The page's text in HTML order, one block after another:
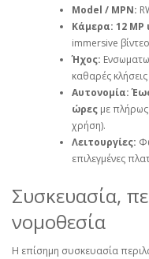
Model / MPN:
Κάμερα: 12
immersive
Ήχος:
καθαρές
Αυτονομία:
ώρες με
χρήση).
Λειτουργίες:
επιλεγμένες
Συσκευασία,
νομοθεσία
Η επίσημη συσκευασία